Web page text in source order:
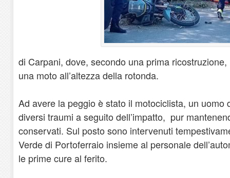
di Carpani, dove, secondo una prima
una moto all’altezza della rotonda.
Ad avere la peggio è stato il motociclista, un uomo
diversi traumi a seguito dell’impatto, pur
conservati. Sul posto sono intervenuti
Verde di Portoferraio insieme al personale
le prime cure al ferito.